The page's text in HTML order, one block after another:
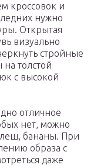
кроссовок и
нужно
Открытая
визуально
стройные
толстой
с высокой
отличное
нет, можно
бананы. При
образа с
даже